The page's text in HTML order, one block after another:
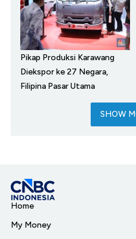
Pikap Produksi Karawang
Diekspor ke 27 Negara,
Filipina Pasar Utama
SHOW
Home
My Money